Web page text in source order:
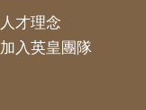
人才理念
加入英皇團隊